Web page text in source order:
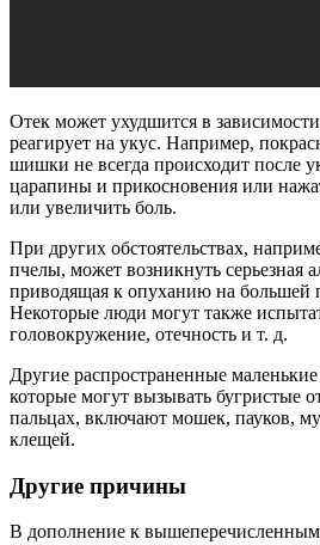
Отек может ухудшится в
реагирует на укус. Например,
шишки не всегда происходит после
царапины и прикосновения или
или увеличить боль.
При других обстоятельствах,
пчелы, может возникнуть серьезная
приводящая к опуханию на большей
Некоторые люди могут также
головокружение, отечность и т. д.
Другие распространенные
которые могут вызывать бугристые
пальцах, включают мошек, пауков,
клещей.
Другие причины
В дополнение к